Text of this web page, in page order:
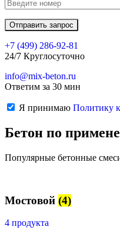
+7 (499) 286-92-81
24/7 Круглосуточно
info@mix-beton.ru
Ответим за 30 мин
Я принимаю Политику
Бетон по
Популярные бетонные
Мостовой (4)
4 продукта